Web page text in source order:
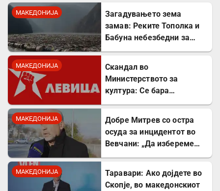
потсмев
МАКЕДОНИЈА
Загадувањето зема
замав: Реките Тополка и
Бабуна небезбедни за
МАКЕДОНИЈА
Скандал во
Министерството за
култура: Се бара
рок од три дена!
МАКЕДОНИЈА
Добре Митрев со остра
осуда за инцидентот во
Вевчани: „Да избереме
МАКЕДОНИЈА
Таравари: Ако дојдете во
Скопје, во македонскиот